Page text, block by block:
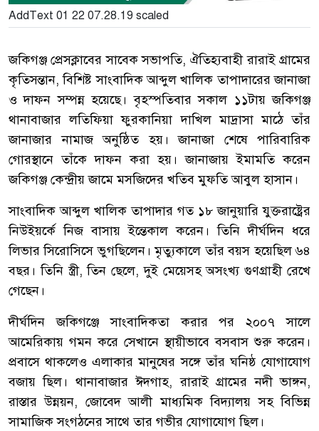
AddText 01 22 07.28.19 scaled
জকিগঞ্জ প্রেসক্লাবের সাবেক সভাপতি, ঐতিহ্যবাহী রারাই গ্রামের
কৃতিসন্তান, বিশিষ্ট সাংবাদিক আব্দুল খালিক তাপাদারের জানাজা
ও দাফন সম্পন্ন হয়েছে। বৃহস্পতিবার সকাল ১১টায় জকিগঞ্জ
থানাবাজার লতিফিয়া ফুরকানিয়া দাখিল মাদ্রাসা মাঠে তাঁর
জানাজার নামাজ অনুষ্ঠিত হয়। জানাজা শেষে পারিবারিক
গোরস্থানে তাঁকে দাফন করা হয়। জানাজায় ইমামতি করেন
জকিগঞ্জ কেন্দ্রীয় জামে মসজিদের খতিব মুফতি আবুল হাসান।
সাংবাদিক আব্দুল খালিক তাপাদার গত ১৮ জানুয়ারি যুক্তরাষ্ট্রের
নিউইয়র্কে নিজ বাসায় ইন্তেকাল করেন। তিনি দীর্ঘদিন ধরে
লিভার সিরোসিসে ভুগছিলেন। মৃত্যুকালে তাঁর বয়স হয়েছিল ৬৪
বছর। তিনি স্ত্রী, তিন ছেলে, দুই মেয়েসহ অসংখ্য গুণগ্রাহী রেখে
গেছেন।
দীর্ঘদিন জকিগঞ্জে সাংবাদিকতা করার পর ২০০৭ সালে
আমেরিকায় গমন করে সেখানে স্থায়ীভাবে বসবাস শুরু করেন।
প্রবাসে থাকলেও এলাকার মানুষের সঙ্গে তাঁর ঘনিষ্ঠ যোগাযোগ
বজায় ছিল। থানাবাজার ঈদগাহ, রারাই গ্রামের নদী ভাঙ্গন,
রাস্তার উন্নয়ন, জোবেদ আলী মাধ্যমিক বিদ্যালয় সহ বিভিন্ন
সামাজিক সংগঠনের সাথে তার গভীর যোগাযোগ ছিল।